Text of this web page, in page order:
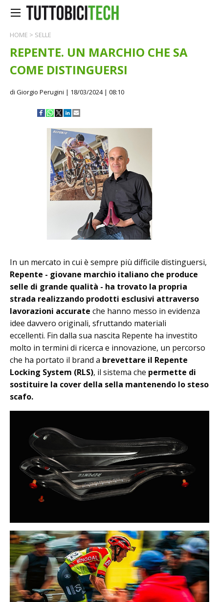
HOME > SELLE
REPENTE. UN MARCHIO CHE SA
COME DISTINGUERSI
di Giorgio Perugini | 18/03/2024 | 08:10
In un mercato in cui è sempre più difficile distinguersi,
Repente - giovane marchio italiano che produce
selle di grande qualità - ha trovato la propria
strada realizzando prodotti esclusivi attraverso
lavorazioni accurate che hanno messo in evidenza
idee davvero originali, sfruttando materiali
eccellenti. Fin dalla sua nascita Repente ha investito
molto in termini di ricerca e innovazione, un percorso
che ha portato il brand a brevettare il Repente
Locking System (RLS), il sistema che permette di
sostituire la cover della sella mantenendo lo steso
scafo.